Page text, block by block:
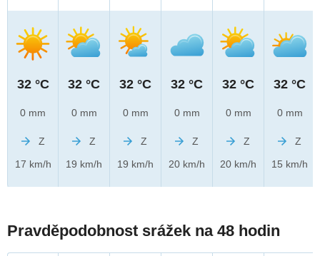
32 °C
0 mm
Z
17 km/h
32 °C
0 mm
Z
19 km/h
32 °C
0 mm
Z
19 km/h
32 °C
0 mm
Z
20 km/h
32 °C
0 mm
Z
20 km/h
32 °C
0 mm
Z
15 km/h
Pravděpodobnost srážek na 48 hodin